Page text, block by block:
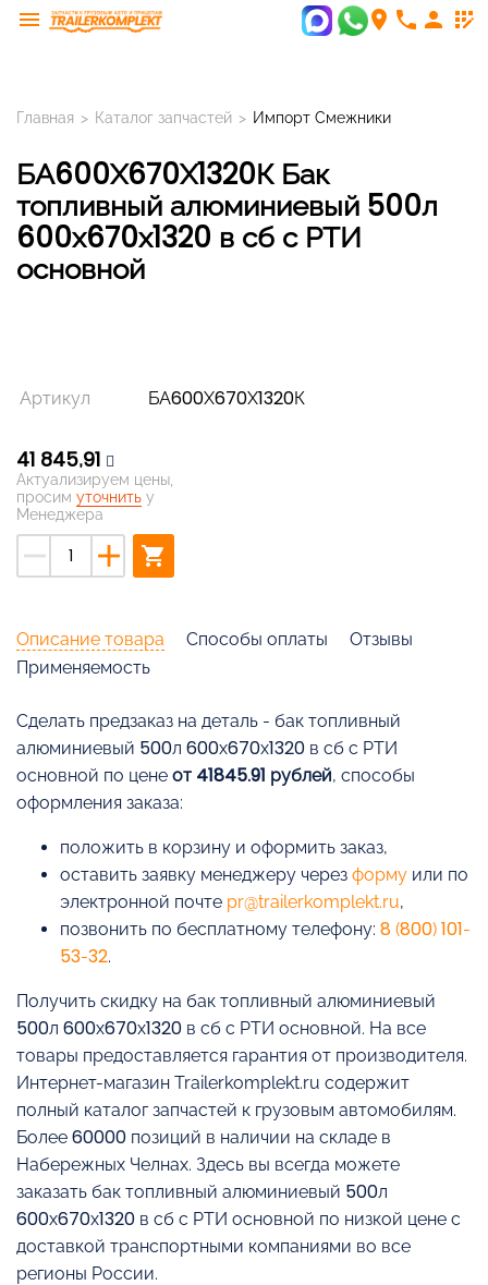
menu room phone person app_registration
Главная > Каталог запчастей > Импорт Смежники
БА600Х670Х1320К Бак
топливный алюминиевый 500л
600х670х1320 в сб с РТИ
основной
Артикул БА600Х670Х1320К
41 845,91
Актуализируем цены,
просим уточнить у
Менеджера
remove add shopping_cart
Описание товара Способы оплаты
Отзывы
Применяемость
Cделать предзаказ на деталь - бак топливный
алюминиевый 500л 600х670х1320 в сб с РТИ
основной по цене от 41845.91 рублей, способы
оформления заказа:
положить в корзину и оформить заказ,
оставить заявку менеджеру через форму или по
электронной почте pr@trailerkomplekt.ru,
позвонить по бесплатному телефону: 8 (800) 101-
53-32.
Получить скидку на бак топливный алюминиевый
500л 600х670х1320 в сб с РТИ основной. На все
товары предоставляется гарантия от производителя.
Интернет-магазин Trailerkomplekt.ru содержит
полный каталог запчастей к грузовым автомобилям.
Более 60000 позиций в наличии на складе в
Набережных Челнах. Здесь вы всегда можете
заказать бак топливный алюминиевый 500л
600х670х1320 в сб с РТИ основной по низкой цене с
доставкой транспортными компаниями во все
регионы России.